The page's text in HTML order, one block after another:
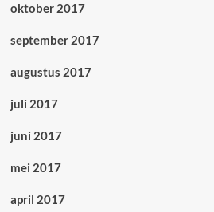
oktober 2017
september 2017
augustus 2017
juli 2017
juni 2017
mei 2017
april 2017